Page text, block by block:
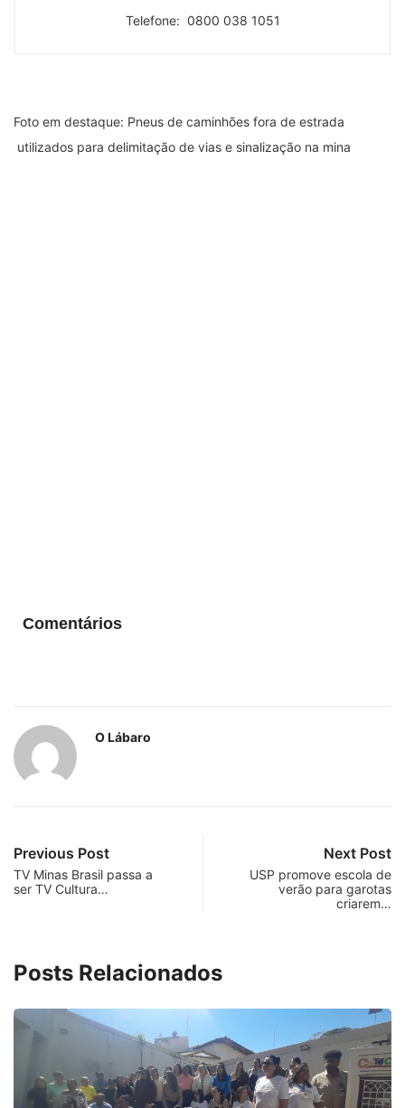
Telefone: 0800 038 1051
Foto em destaque: Pneus de caminhões fora de estrada
utilizados para delimitação de vias e sinalização na mina
Comentários
O Lábaro
Previous Post
TV Minas Brasil passa a
ser TV Cultura…
Next Post
USP promove escola de
verão para garotas
criarem…
Posts Relacionados